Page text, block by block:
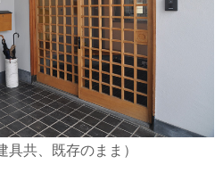
具共、既存のまま）